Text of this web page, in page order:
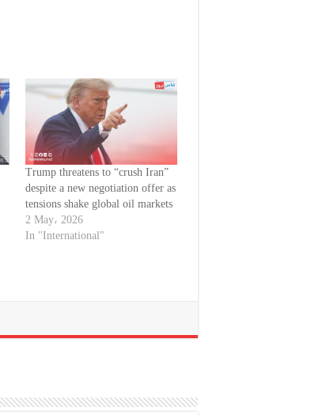
Trump threatens to “crush Iran”
despite a new negotiation offer as
tensions shake global oil markets
2 May، 2026
In "International"